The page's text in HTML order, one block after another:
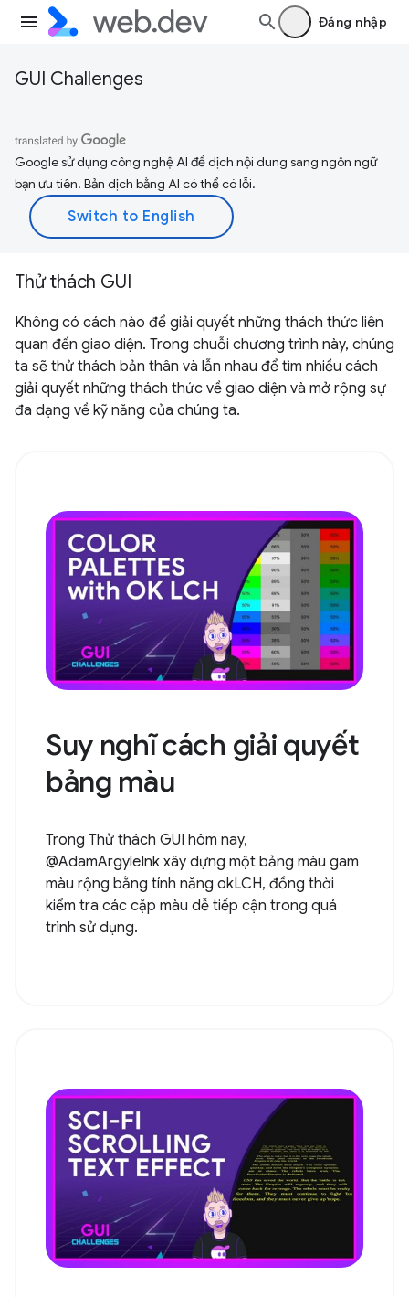
Đăng nhập
GUI Challenges
Google sử dụng công nghệ AI để dịch nội dung sang ngôn ngữ
bạn ưu tiên. Bản dịch bằng AI có thể có lỗi.
Thử thách GUI
Không có cách nào để giải quyết những thách thức liên
quan đến giao diện. Trong chuỗi chương trình này, chúng
ta sẽ thử thách bản thân và lẫn nhau để tìm nhiều cách
giải quyết những thách thức về giao diện và mở rộng sự
đa dạng về kỹ năng của chúng ta.
Suy nghĩ cách giải quyết
bảng màu
Trong Thử thách GUI hôm nay,
@AdamArgyleInk xây dựng một bảng màu gam
màu rộng bằng tính năng okLCH, đồng thời
kiểm tra các cặp màu dễ tiếp cận trong quá
trình sử dụng.